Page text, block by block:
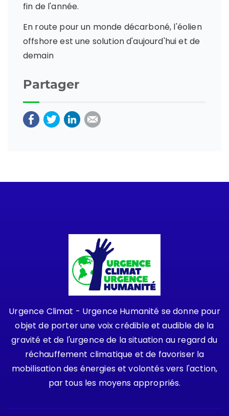
fin de l'année.
En route pour un monde décarboné, l'éolien
offshore est une solution d'aujourd'hui et de
demain
Partager
Urgence Climat - Urgence Humanité se donne pour
objet de porter une voix crédible et audible de la
gravité et de l'urgence de la situation au regard du
réchauffement climatique et de favoriser la
mobilisation des énergies et volontés vers l'action,
par tous les moyens appropriés.